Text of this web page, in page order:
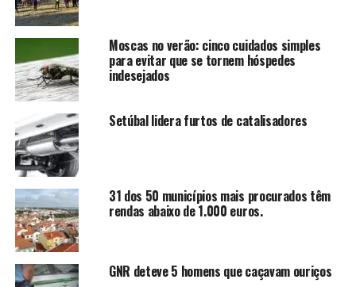
Moscas no verão: cinco cuidados simples
para evitar que se tornem hóspedes
indesejados
Setúbal lidera furtos de catalisadores
31 dos 50 municípios mais procurados têm
rendas abaixo de 1.000 euros.
GNR deteve 5 homens que caçavam ouriços